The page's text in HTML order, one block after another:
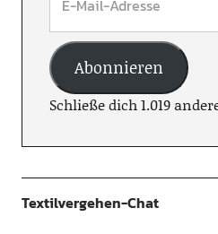
Abonnieren
Schließe dich 1.019
Textilvergehen-Chat